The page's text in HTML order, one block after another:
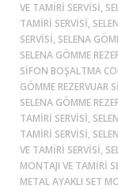
VE TAMIRI SERVISI,
TAMIRI SERVISI,
SERVISI, SELENA
SELENA GÖMME
SIFON BOŞALTMA
GÖMME REZERVUAR
SELENA GÖMME
TAMIRI SERVISI,
TAMIRI SERVISI,
VE TAMIRI SERVISI,
MONTAJI VE TAMIRI
METAL AYAKLI SET